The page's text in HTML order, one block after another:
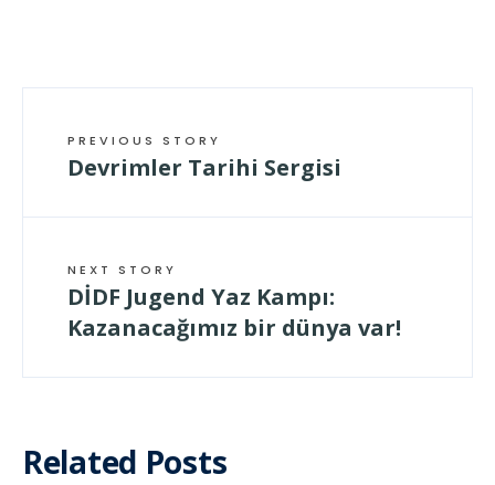
PREVIOUS STORY
Devrimler Tarihi Sergisi
NEXT STORY
DİDF Jugend Yaz Kampı:
Kazanacağımız bir dünya var!
Related Posts